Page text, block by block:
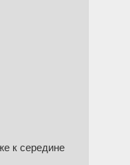
к середине